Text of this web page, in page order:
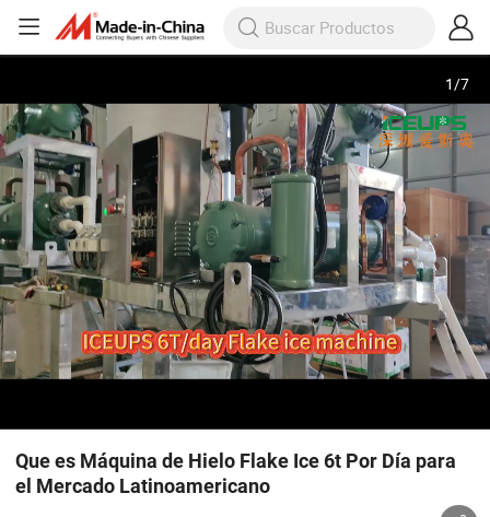
1/7
Que es Máquina de Hielo Flake Ice 6t Por Día para
el Mercado Latinoamericano